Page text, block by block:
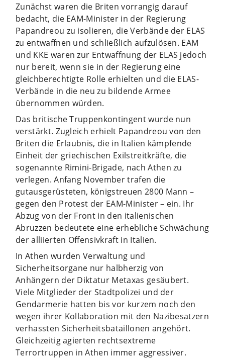
Zunächst waren die Briten vorrangig darauf
bedacht, die EAM-Minister in der Regierung
Papandreou zu isolieren, die Verbände der ELAS
zu entwaffnen und schließlich aufzulösen. EAM
und KKE waren zur Entwaffnung der ELAS jedoch
nur bereit, wenn sie in der Regierung eine
gleichberechtigte Rolle erhielten und die ELAS-
Verbände in die neu zu bildende Armee
übernommen würden.
Das britische Truppenkontingent wurde nun
verstärkt. Zugleich erhielt Papandreou von den
Briten die Erlaubnis, die in Italien kämpfende
Einheit der griechischen Exilstreitkräfte, die
sogenannte Rimini-Brigade, nach Athen zu
verlegen. Anfang November trafen die
gutausgerüsteten, königstreuen 2800 Mann –
gegen den Protest der EAM-Minister – ein. Ihr
Abzug von der Front in den italienischen
Abruzzen bedeutete eine erhebliche Schwächung
der alliierten Offensivkraft in Italien.
In Athen wurden Verwaltung und
Sicherheitsorgane nur halbherzig von
Anhängern der Diktatur Metaxas gesäubert.
Viele Mitglieder der Stadtpolizei und der
Gendarmerie hatten bis vor kurzem noch den
wegen ihrer Kollaboration mit den Nazibesatzern
verhassten Sicherheitsbataillonen angehört.
Gleichzeitig agierten rechtsextreme
Terrortruppen in Athen immer aggressiver.